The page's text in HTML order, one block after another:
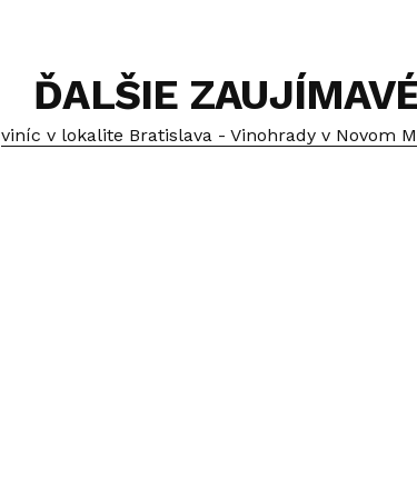
ĎALŠIE
viníc v lokalite Bratislava - Vinohrady v Novom